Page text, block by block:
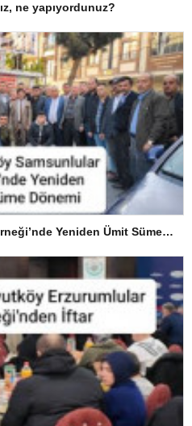
ne yapıyordunuz?
Arnavutköy Samsunlular Derneği’nde Yeniden Ümit Süme Dönemi